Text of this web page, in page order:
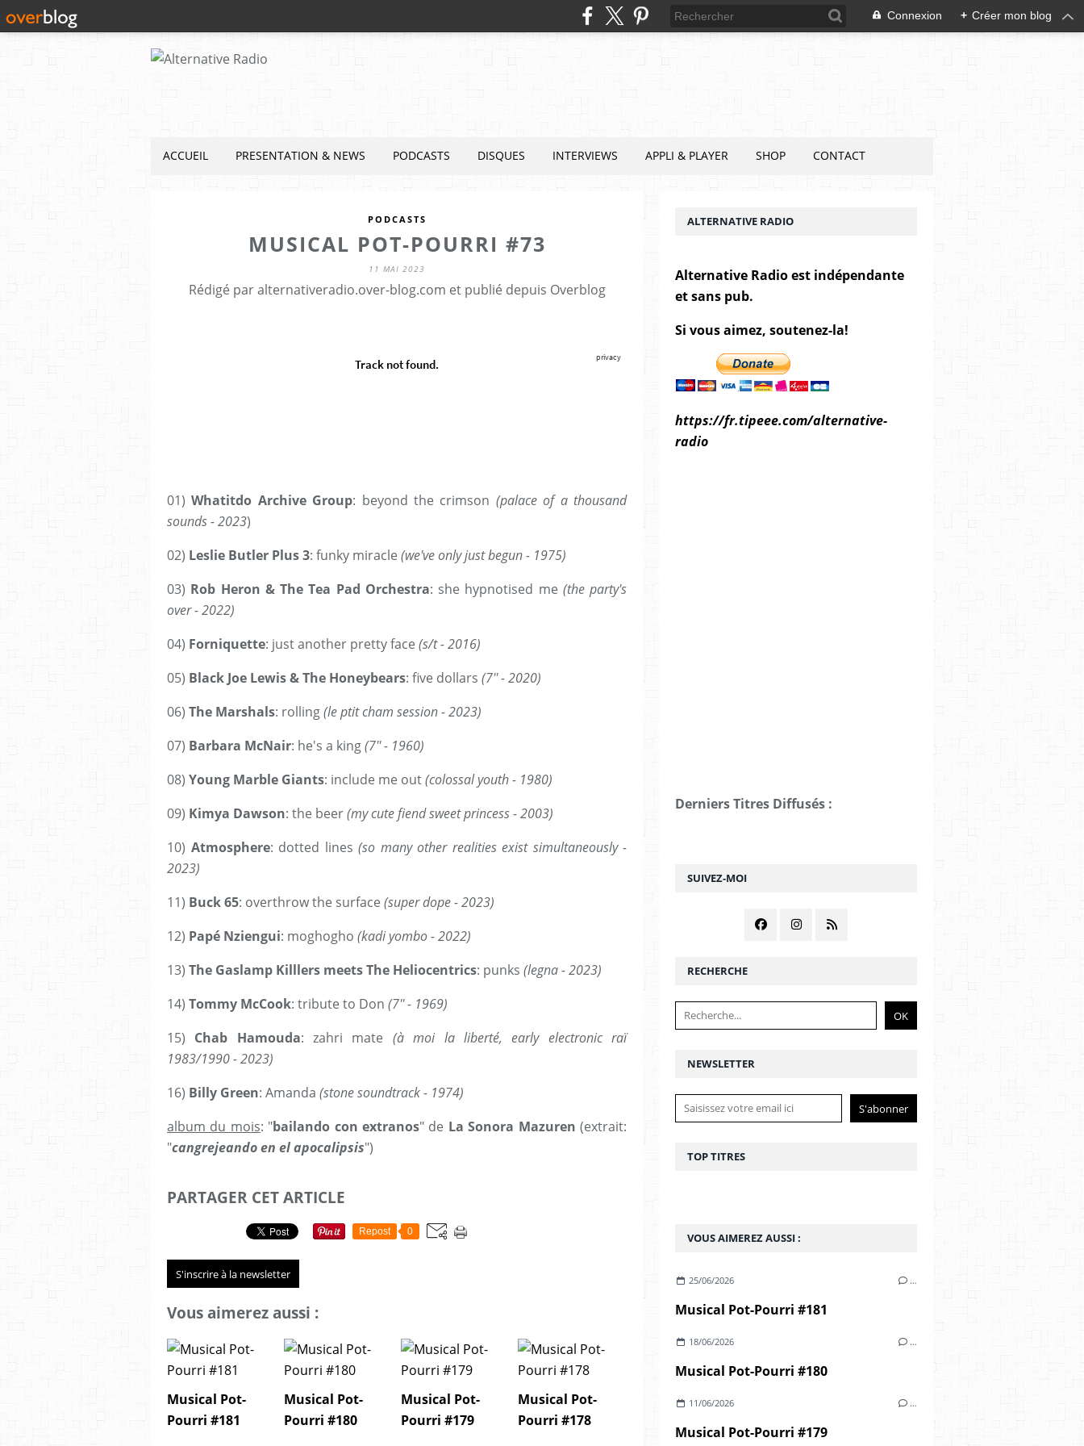
Connexion + Créer mon blog
ACCUEIL PRESENTATION & NEWS PODCASTS DISQUES INTERVIEWS APPLI & PLAYER SHOP CONTACT
PODCASTS
MUSICAL POT-POURRI #73
11 MAI 2023
Rédigé par alternativeradio.over-blog.com et publié depuis Overblog
01)Whatitdo Archive Group: beyond the crimson (palace of a thousand
sounds - 2023)
02) Leslie Butler Plus 3: funky miracle (we've only just begun - 1975)
03) Rob Heron & The Tea Pad Orchestra: she hypnotised me (the party's
over - 2022)
04) Forniquette: just another pretty face (s/t - 2016)
05) Black Joe Lewis & The Honeybears: five dollars (7'' - 2020)
06) The Marshals: rolling(le ptit cham session - 2023)
07) Barbara McNair: he's a king(7'' - 1960)
08) Young Marble Giants: include me out(colossal youth - 1980)
09) Kimya Dawson: the beer(my cute fiend sweet princess - 2003)
10) Atmosphere: dotted lines (so many other realities exist simultaneously -
2023)
11) Buck 65: overthrow the surface (super dope - 2023)
12) Papé Nziengui: moghogho (kadi yombo - 2022)
13) The Gaslamp Killlers meets The Heliocentrics: punks (legna - 2023)
14) Tommy McCook: tribute to Don (7'' - 1969)
15) Chab Hamouda: zahri mate (à moi la liberté, early electronic raï
1983/1990 - 2023)
16) Billy Green: Amanda (stone soundtrack - 1974)
album du mois: "bailando con extranos" de La Sonora Mazuren (extrait:
"cangrejeando en el apocalipsis")
PARTAGER CET ARTICLE
Repost 0
S'inscrire à la newsletter
Vous aimerez aussi :
Musical Pot-
Pourri #181
Musical Pot-
Pourri #180
Musical Pot-
Pourri #179
Musical Pot-
Pourri #178
NEWSLETTER
SUIVEZ-MOI
RECHERCHE
VOUS AIMEREZ AUSSI :
25/06/2026 …
Musical Pot-Pourri #181
18/06/2026 …
Musical Pot-Pourri #180
11/06/2026 …
Musical Pot-Pourri #179
ALTERNATIVE RADIO
Alternative Radio est indépendante
et sans pub.
Si vous aimez, soutenez-la!
https://fr.tipeee.com/alternative-
radio
Derniers Titres Diffusés :
TOP TITRES